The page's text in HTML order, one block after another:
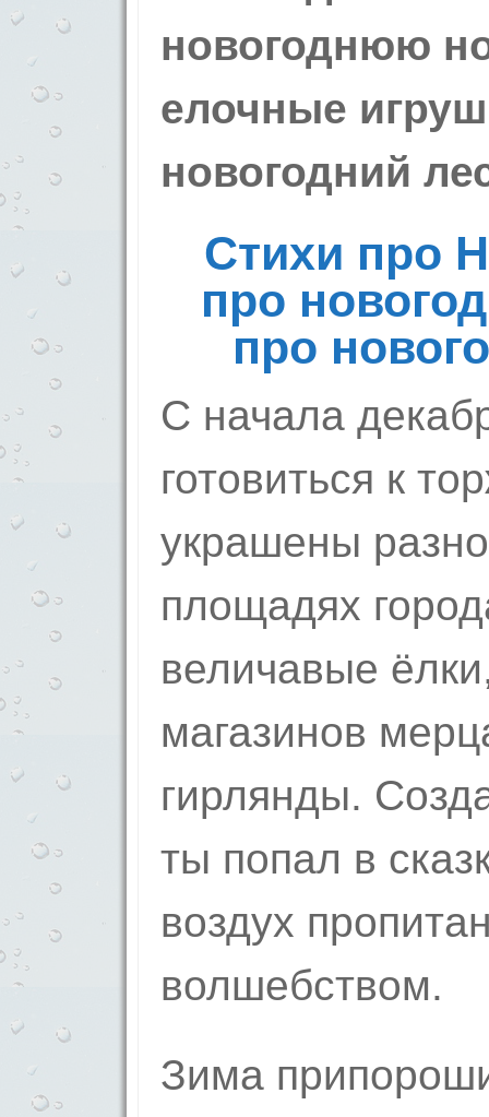
новогоднюю
елочные
новогодний
Стихи про
про
про
С начала
готовиться к
украшены
площадях
величавые
магазинов
гирлянды.
ты попал в
воздух
волшебством.
Зима